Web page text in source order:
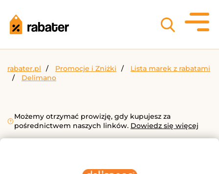
rabater.pl Promocje i Zniżki
Lista marek z rabatami
Delimano
Możemy otrzymać prowizję, gdy kupujesz za
pośrednictwem naszych linków. Dowiedz się więcej